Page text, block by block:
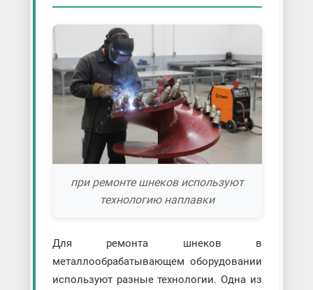
при ремонте шнеков используют
технологию наплавки
Для ремонта шнеков в
металлообрабатывающем оборудовании
используют разные технологии. Одна из